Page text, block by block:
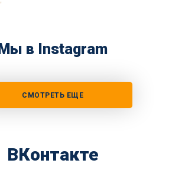
Мы в Instagram
СМОТРЕТЬ ЕЩЕ
ВКонтакте